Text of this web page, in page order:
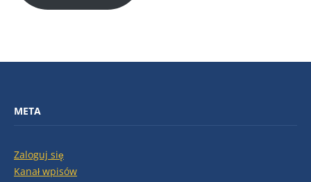
META
Zaloguj się
Kanał wpisów